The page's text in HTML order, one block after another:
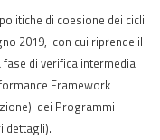
di coesione dei cicli
2019, con cui riprende il
di verifica intermedia
Framework
dei Programmi
dettagli).